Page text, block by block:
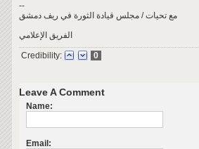
--
مع تحيات / مجلس قيادة الثورة في ريف دمشق
الفريق الإعلامي
Credibility: 0
Leave A Comment
Name:
Email: